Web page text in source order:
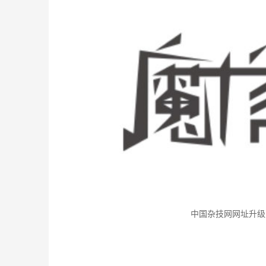
中国杂技网网址升